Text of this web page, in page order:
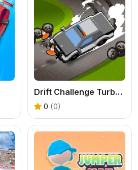
Drift Challenge Turbo Racer
0 (0)